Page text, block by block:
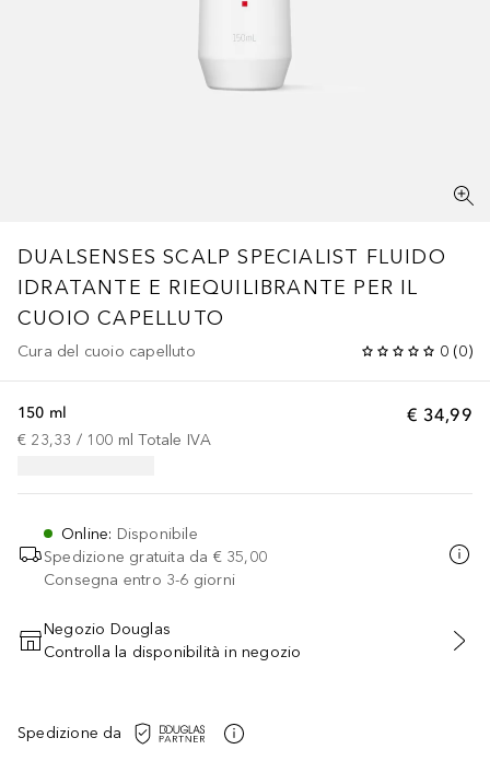
DUALSENSES SCALP SPECIALIST FLUIDO
IDRATANTE E RIEQUILIBRANTE PER IL
CUOIO CAPELLUTO
Cura del cuoio capelluto 0 (0)
€ 34,99
150 ml
€ 23,33 / 100 ml Totale IVA
Online: Disponibile
Spedizione gratuita da € 35,00
Consegna entro 3-6 giorni
AGGIUNGI AL CARRELLO
Negozio Douglas
Controlla la disponibilità in negozio
Spedizione da